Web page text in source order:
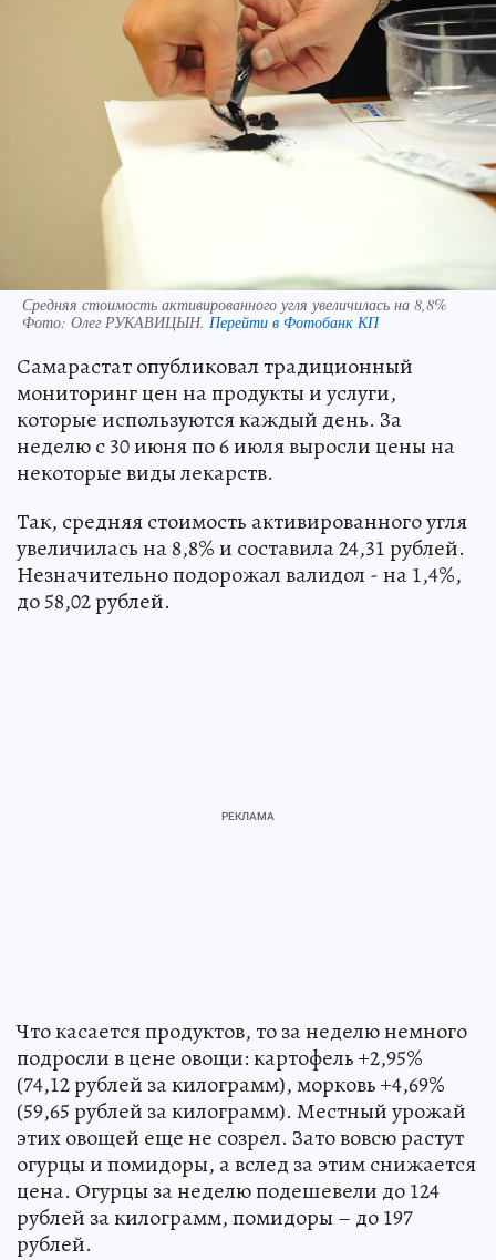
Средняя стоимость активированного угля увеличилась на 8,8%
Фото: Олег РУКАВИЦЫН. Перейти в Фотобанк КП
Самарастат опубликовал традиционный
мониторинг цен на продукты и услуги,
которые используются каждый день. За
неделю с 30 июня по 6 июля выросли цены на
некоторые виды лекарств.
Так, средняя стоимость активированного угля
увеличилась на 8,8% и составила 24,31 рублей.
Незначительно подорожал валидол - на 1,4%,
до 58,02 рублей.
Что касается продуктов, то за неделю немного
подросли в цене овощи: картофель +2,95%
(74,12 рублей за килограмм), морковь +4,69%
(59,65 рублей за килограмм). Местный урожай
этих овощей еще не созрел. Зато вовсю растут
огурцы и помидоры, а вслед за этим снижается
цена. Огурцы за неделю подешевели до 124
рублей за килограмм, помидоры – до 197
рублей.